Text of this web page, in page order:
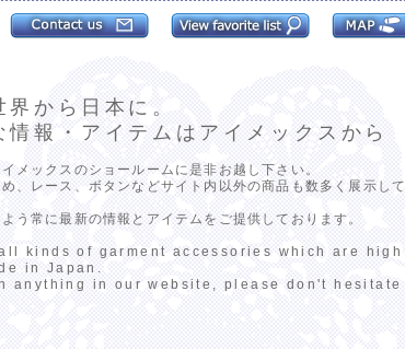
から日本に。
報・アイテムはアイメックスから
メックスのショールームに是非お越し下さい。
、レース、ボタンなどサイト内以外の商品も数多く展示して
う常に最新の情報とアイテムをご提供しております。
kinds of garment accessories which are high
in Japan.
anything in our website, please don't hesitate